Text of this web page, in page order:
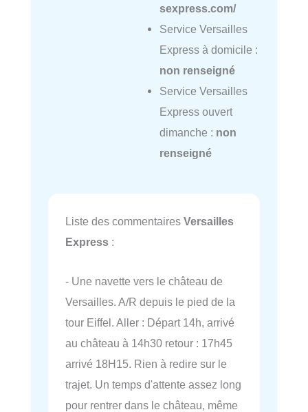
sexpress.com/
Service Versailles
Express à domicile :
non renseigné
Service Versailles
Express ouvert
dimanche : non
renseigné
Liste des commentaires Versailles
Express :
- Une navette vers le château de
Versailles. A/R depuis le pied de la
tour Eiffel. Aller : Départ 14h, arrivé
au château à 14h30 retour : 17h45
arrivé 18H15. Rien à redire sur le
trajet. Un temps d'attente assez long
pour rentrer dans le château, même